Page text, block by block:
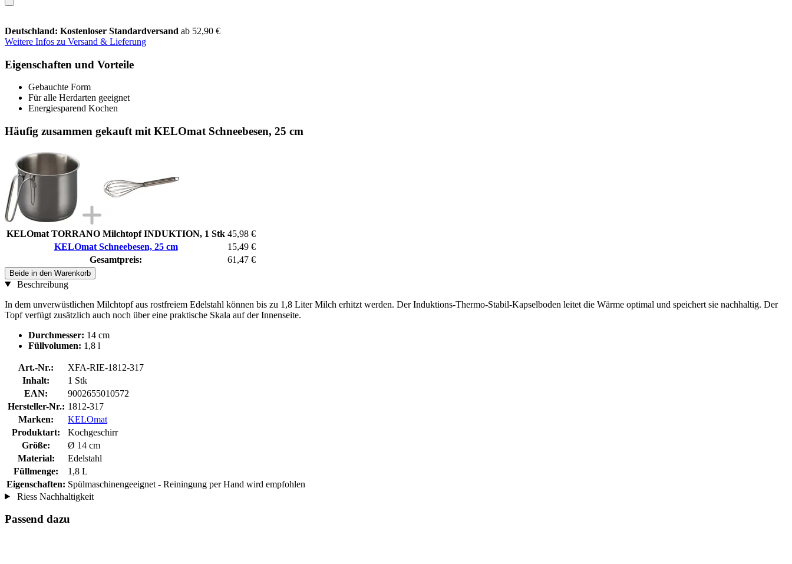
Deutschland: Kostenloser Standardversand ab 52,90 €
Weitere Infos zu Versand & Lieferung
Eigenschaften und Vorteile
Gebauchte Form
Für alle Herdarten geeignet
Energiesparend Kochen
Häufig zusammen gekauft mit KELOmat Schneebesen, 25 cm
KELOmat TORRANO Milchtopf INDUKTION, 1 Stk 45,98 €
KELOmat Schneebesen, 25 cm
15,49 €
Gesamtpreis:
61,47 €
Beide in den Warenkorb
Beschreibung
In dem unverwüstlichen Milchtopf aus rostfreiem Edelstahl können bis zu 1,8 Liter Milch erhitzt werden. Der Induktions-Thermo-Stabil-Kapselboden leitet die Wärme optimal und speichert sie nachhaltig. Der
Topf verfügt zusätzlich auch noch über eine praktische Skala auf der Innenseite.
Durchmesser: 14 cm
Füllvolumen: 1,8 l
Art.-Nr.:
XFA-RIE-1812-317
Inhalt:
1 Stk
EAN:
9002655010572
Hersteller-Nr.: 1812-317
Marken:
KELOmat
Produktart:
Kochgeschirr
Größe:
Ø 14 cm
Material:
Edelstahl
Füllmenge:
1,8 L
Eigenschaften: Spülmaschinengeeignet - Reiningung per Hand wird empfohlen
Riess Nachhaltigkeit
Passend dazu